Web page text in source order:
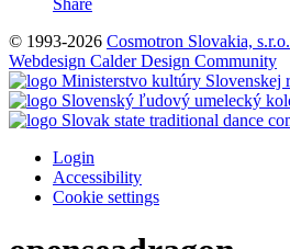
© 1993-2026 Cosmotron Slovakia, s.r.o.
Webdesign Calder Design Community
Login
Accessibility
Cookie settings